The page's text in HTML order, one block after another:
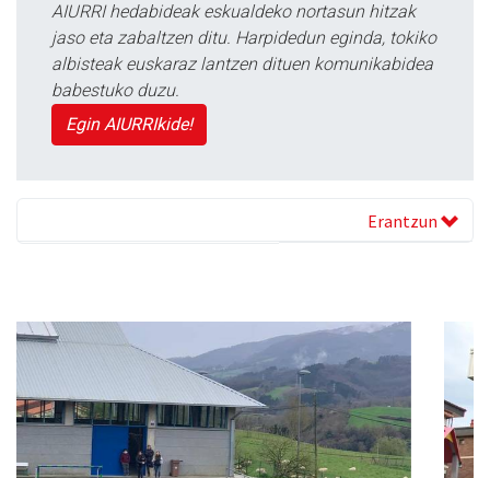
AIURRI hedabideak eskualdeko nortasun hitzak
jaso eta zabaltzen ditu. Harpidedun eginda, tokiko
albisteak euskaraz lantzen dituen komunikabidea
babestuko duzu.
Egin AIURRIkide!
Erantzun